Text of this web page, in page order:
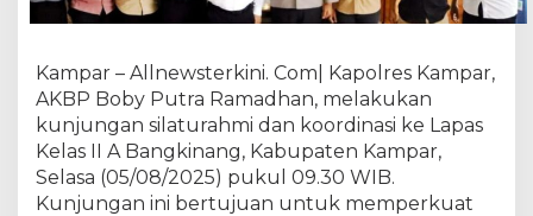
n
g
a
n
L
a
Kampar – Allnewsterkini. Com| Kapolres Kampar,
AKBP Boby Putra Ramadhan, melakukan
kunjungan silaturahmi dan koordinasi ke Lapas
Kelas II A Bangkinang, Kabupaten Kampar,
Selasa (05/08/2025) pukul 09.30 WIB.
Kunjungan ini bertujuan untuk memperkuat